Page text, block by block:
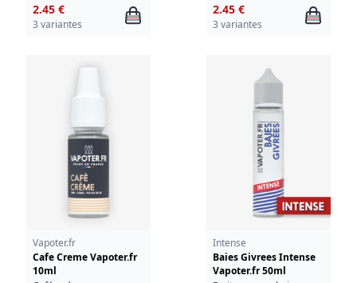
2.45 €
3 variantes
2.45 €
3 variantes
Vapoter.fr
Cafe Creme Vapoter.fr
10ml
Intense
Baies Givrees Intense
Vapoter.fr 50ml